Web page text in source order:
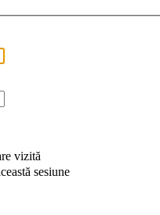
vizită
sesiune